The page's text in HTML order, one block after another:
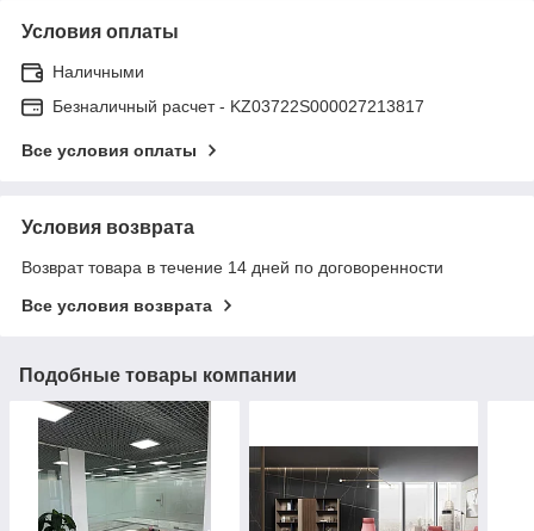
Условия оплаты
Наличными
Безналичный расчет - KZ03722S000027213817
Все условия оплаты
Условия возврата
Возврат товара в течение 14 дней по договоренности
Все условия возврата
Подобные товары компании